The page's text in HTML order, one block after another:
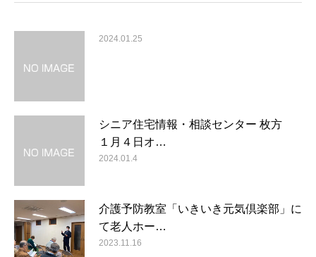
2024.01.25
シニア住宅情報・相談センター 枚方
１月４日オ…
2024.01.4
介護予防教室「いきいき元気倶楽部」に
て老人ホー…
2023.11.16